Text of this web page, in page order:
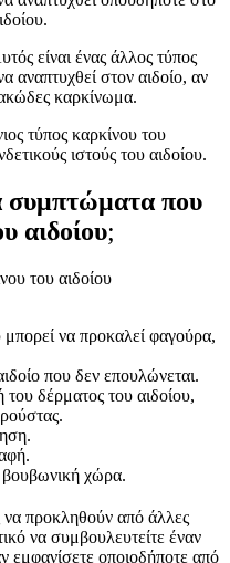
είναι ένας άλλος τύπος
αναπτυχθεί στον αιδοίο, αν
καρκίνωμα.
τύπος καρκίνου του
ιστούς του αιδοίου.
συμπτώματα που
αιδοίου;
του αιδοίου
να προκαλεί φαγούρα,
που δεν επουλώνεται.
δέρματος του αιδοίου,
βουβωνική χώρα.
προκληθούν από άλλες
να συμβουλευτείτε έναν
εμφανίσετε οποιοδήποτε από